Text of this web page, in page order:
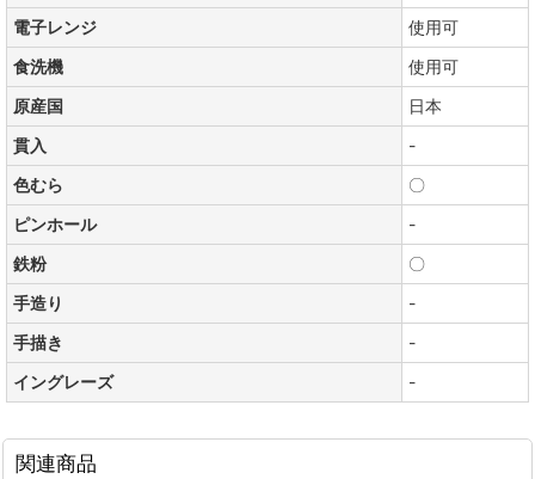
電子レンジ
使用可
食洗機
使用可
原産国
日本
貫入
-
色むら
〇
ピンホール
-
鉄粉
〇
手造り
-
手描き
-
イングレーズ
-
関連商品